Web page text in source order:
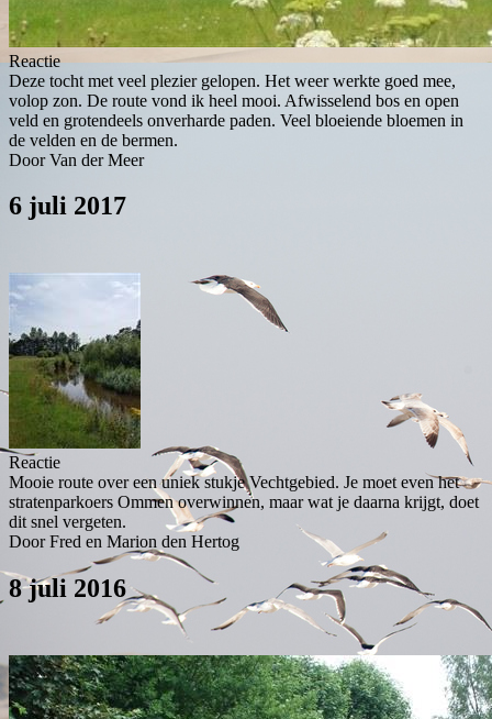
Reactie
Deze tocht met veel plezier gelopen. Het weer werkte goed mee,
volop zon. De route vond ik heel mooi. Afwisselend bos en open
veld en grotendeels onverharde paden. Veel bloeiende bloemen in
de velden en de bermen.
Door Van der Meer
6 juli 2017
Reactie
Mooie route over een uniek stukje Vechtgebied. Je moet even het
stratenparkoers Ommen overwinnen, maar wat je daarna krijgt, doet
dit snel vergeten.
Door Fred en Marion den Hertog
8 juli 2016